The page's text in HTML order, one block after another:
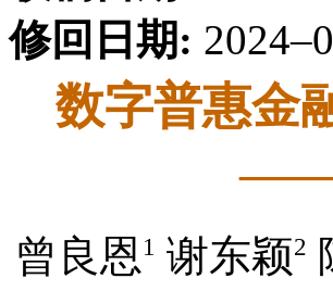
修回日期:
数字普惠金
——
曾良恩1 谢东颖2